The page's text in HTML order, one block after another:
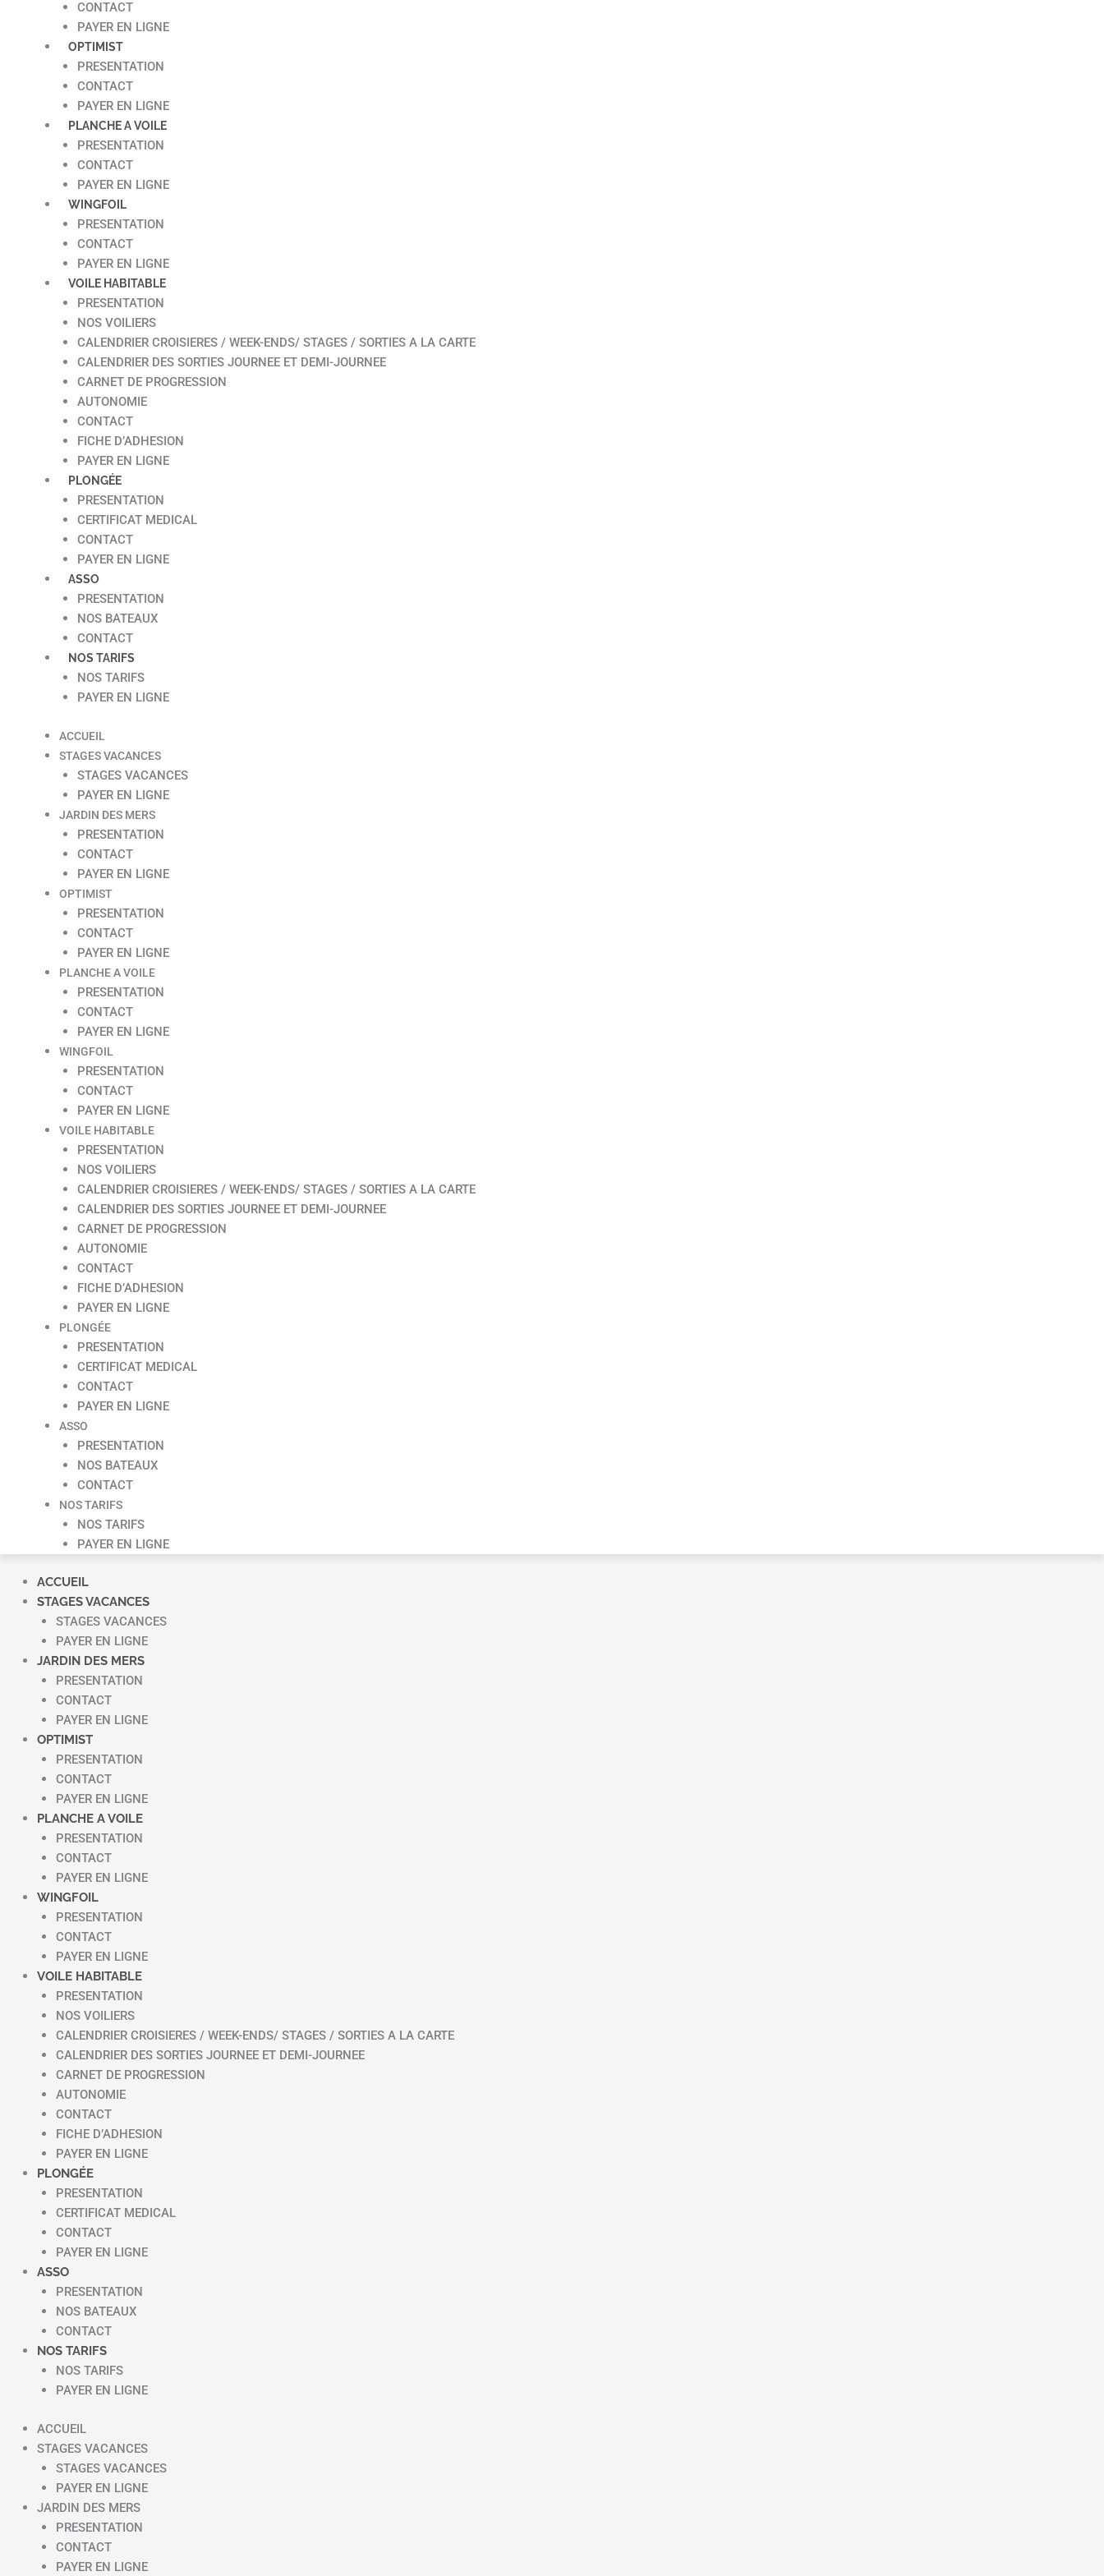
CONTACT
PAYER EN LIGNE
OPTIMIST
PRESENTATION
CONTACT
PAYER EN LIGNE
PLANCHE A VOILE
PRESENTATION
CONTACT
PAYER EN LIGNE
WINGFOIL
PRESENTATION
CONTACT
PAYER EN LIGNE
VOILE HABITABLE
PRESENTATION
NOS VOILIERS
CALENDRIER CROISIERES / WEEK-ENDS/ STAGES / SORTIES A LA CARTE
CALENDRIER DES SORTIES JOURNEE ET DEMI-JOURNEE
CARNET DE PROGRESSION
AUTONOMIE
CONTACT
FICHE D’ADHESION
PAYER EN LIGNE
PLONGÉE
PRESENTATION
CERTIFICAT MEDICAL
CONTACT
PAYER EN LIGNE
ASSO
PRESENTATION
NOS BATEAUX
CONTACT
NOS TARIFS
NOS TARIFS
PAYER EN LIGNE
ACCUEIL
STAGES VACANCES
STAGES VACANCES
PAYER EN LIGNE
JARDIN DES MERS
PRESENTATION
CONTACT
PAYER EN LIGNE
OPTIMIST
PRESENTATION
CONTACT
PAYER EN LIGNE
PLANCHE A VOILE
PRESENTATION
CONTACT
PAYER EN LIGNE
WINGFOIL
PRESENTATION
CONTACT
PAYER EN LIGNE
VOILE HABITABLE
PRESENTATION
NOS VOILIERS
CALENDRIER CROISIERES / WEEK-ENDS/ STAGES / SORTIES A LA CARTE
CALENDRIER DES SORTIES JOURNEE ET DEMI-JOURNEE
CARNET DE PROGRESSION
AUTONOMIE
CONTACT
FICHE D’ADHESION
PAYER EN LIGNE
PLONGÉE
PRESENTATION
CERTIFICAT MEDICAL
CONTACT
PAYER EN LIGNE
ASSO
PRESENTATION
NOS BATEAUX
CONTACT
NOS TARIFS
NOS TARIFS
PAYER EN LIGNE
ACCUEIL
STAGES VACANCES
STAGES VACANCES
PAYER EN LIGNE
JARDIN DES MERS
PRESENTATION
CONTACT
PAYER EN LIGNE
OPTIMIST
PRESENTATION
CONTACT
PAYER EN LIGNE
PLANCHE A VOILE
PRESENTATION
CONTACT
PAYER EN LIGNE
WINGFOIL
PRESENTATION
CONTACT
PAYER EN LIGNE
VOILE HABITABLE
PRESENTATION
NOS VOILIERS
CALENDRIER CROISIERES / WEEK-ENDS/ STAGES / SORTIES A LA CARTE
CALENDRIER DES SORTIES JOURNEE ET DEMI-JOURNEE
CARNET DE PROGRESSION
AUTONOMIE
CONTACT
FICHE D’ADHESION
PAYER EN LIGNE
PLONGÉE
PRESENTATION
CERTIFICAT MEDICAL
CONTACT
PAYER EN LIGNE
ASSO
PRESENTATION
NOS BATEAUX
CONTACT
NOS TARIFS
NOS TARIFS
PAYER EN LIGNE
ACCUEIL
STAGES VACANCES
STAGES VACANCES
PAYER EN LIGNE
JARDIN DES MERS
PRESENTATION
CONTACT
PAYER EN LIGNE